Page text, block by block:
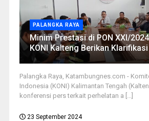
PALANGKA RAYA
Minim Prestasi di PON XXI/
KONI Kalteng Berikan Klarifikasi
Palangka Raya, Katambungnes.com -
Indonesia (KONI) Kalimantan Tengah
konferensi pers terkait perhelatan a [...]
23 September 2024